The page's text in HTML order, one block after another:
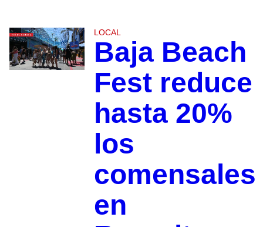
LOCAL
Baja Beach
Fest reduce
hasta 20%
los
comensales
en